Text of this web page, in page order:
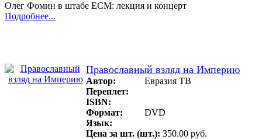
Олег Фомин в штабе ЕСМ: лекция и концерт
Подробнее...
Православный взляд на Империю
Автор:
Евразия ТВ
Переплет:
ISBN:
Формат:
DVD
Язык:
Цена за шт. (шт.): 350.00 руб.